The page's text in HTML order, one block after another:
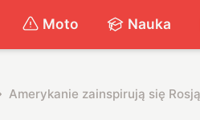
Moto Nauka
Amerykanie zainspirują się